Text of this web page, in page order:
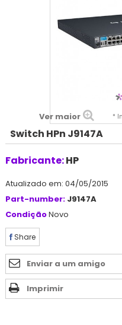
Ver maior *
Switch HPn J9147A
Fabricante:HP
Atualizado em: 04/05/2015
Part-number: J9147A
CondiçãoNovo
Share
Enviar a um amigo
Imprimir